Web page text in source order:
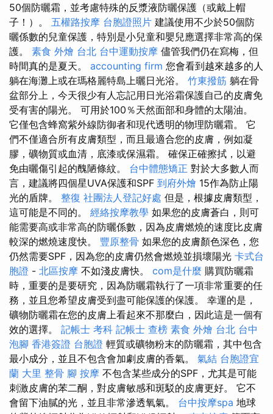
50個防曬霜，並考慮特殊的反漿液防曬保護（或戴上帽
子！）。 五權路按摩 台胞證照片 建議使用不少於50個防
曬係數的兒童保護，特別是小兒童和嬰兒應選擇非常高的保
護。 素食 外燴 台北 台中運動按摩 儘管我們仍在寫梅，但
時間真的是夏天。 accounting firm 您會看到越來越多的人
躺在海灘上或在瑪格麗特島上曬日光浴。 竹東撥筋 躺在骨
盆部分上，今天很少有人忘記用日光浴霜保護自己的皮膚免
受有害的陽光。 可用於100％天然面部和身體的太陽油。
它僅包含蜂窩紫外線防御者和現代透明的物理防曬霜。 它
們不僅適合所有皮膚類型，而且最適合您的皮膚，例如凝
膠，礦物質或血清，底漆或保濕霜。 確保正確擦拭，以避
免由曬傷引起的醜陋條紋。 台中體態矯正 對於大多數人而
言，建議將四個星UVA保護和SPF 到府外燴 15作為防止陽
光的盾牌。 整復 社團法人登記好處 但是，根據皮膚類型，
這可能是不同的。 經絡按摩教學 如果您的皮膚蒼白，則可
能需要高或非常高的防曬係數，因為皮膚燃燒的速度比皮膚
較深的燃燒速度快。 豐原整骨 如果您的皮膚顏色深色，您
仍然需要SPF，因為您的皮膚仍然會燃燒並損壞陽光 卡式台
胞證 - 北區按摩 不如淺皮膚快。 com是什麼 購買防曬霜
時，重要的是要研究，因為防曬霜執行了一項非常重要的任
務，並且您希望皮膚受到盡可能保護的保護。 幸運的是，
礦物防曬霜在您的皮膚上看起來不那麼白，因此這是一個有
效的選擇。 記帳士 考科 記帳士 查榜 素食 外燴 台北 台中
泡腳 香港簽證 台胞證 輕質或礦物粉末的防曬霜，其中包含
最小成分，並且不包含會加劇皮膚的香氣。 氣結 台胞證宜
蘭 大里 整骨 腳 按摩 不包含某些成分的SPF，尤其是可能
刺激皮膚的苯二酮，對皮膚敏感和斑駁的皮膚更好。 它不
會留下油膩的光，並且非常滲透氧氣。 台中按摩spa 地球